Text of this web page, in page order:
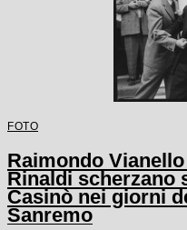
FOTO
Raimondo
Rinaldi scherzano
Casinò nei giorni
Sanremo